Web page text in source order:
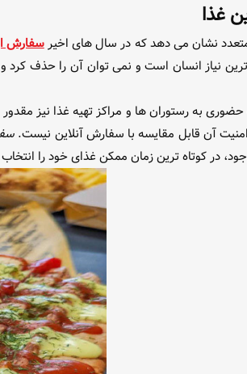
غذا
نشان می دهد که در سال های اخیرسفارش
نیاز انسان است و نمی توان آن را حذف کرد
به رستوران ها و مراکز تهیه غذا نیز
آن قابل مقایسه با سفارش آنلاین نیست.
در کوتاه ترین زمان ممکن غذای خود را